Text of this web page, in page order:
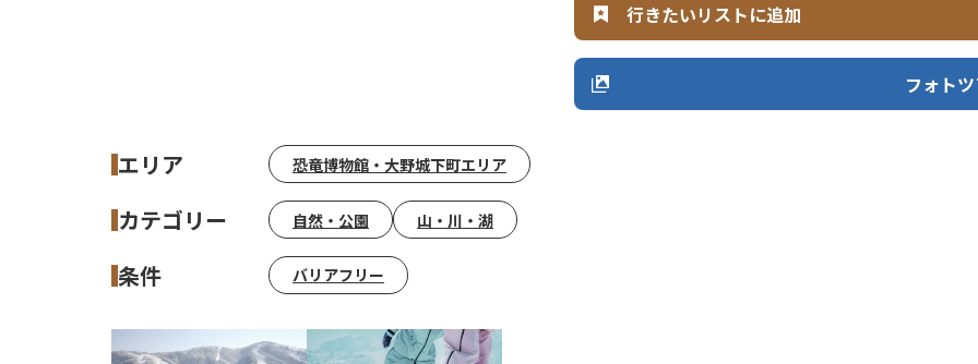
行きたいリストに追加
フォト
エリア 恐竜博物館・大野城下町エリア
カテゴリー 自然・公園 山・川・湖
条件 バリアフリー